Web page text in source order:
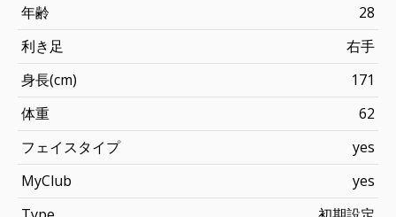
年齢
28
利き足
右手
身長(cm)
171
体重
62
フェイスタイプ
yes
MyClub
yes